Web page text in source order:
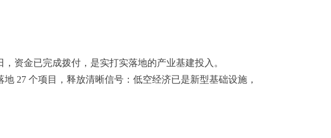
资金已完成拨付，是实打实落地的产业基建投入。
27 个项目，释放清晰信号：低空经济已是新型基础设施，